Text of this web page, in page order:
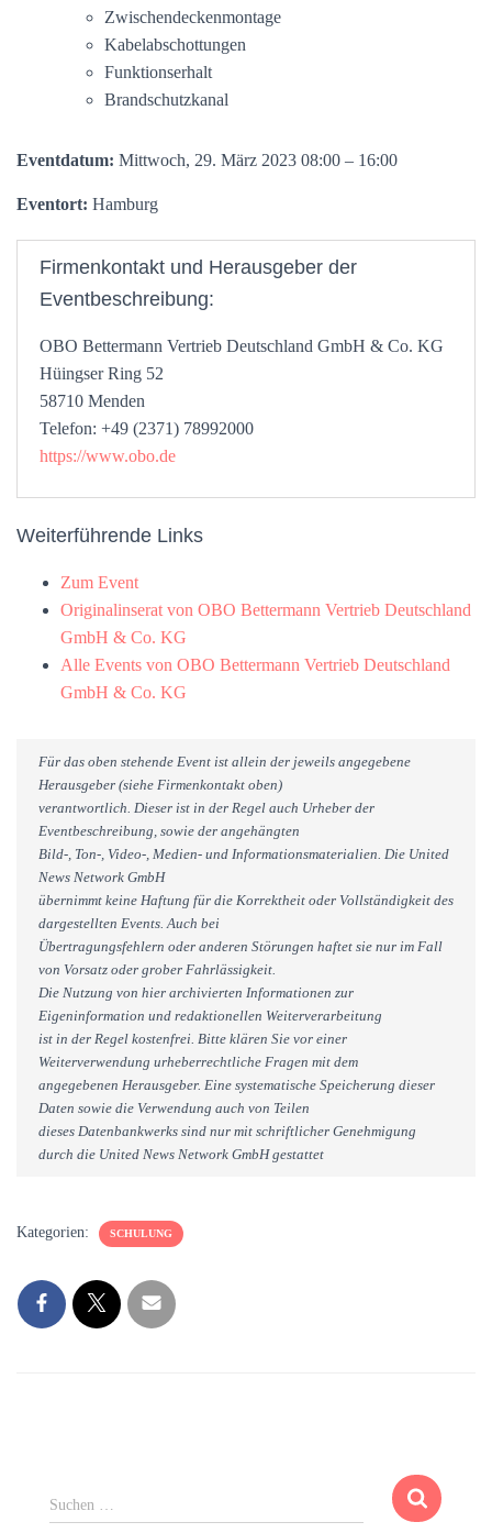
Zwischendeckenmontage
Kabelabschottungen
Funktionserhalt
Brandschutzkanal
Eventdatum: Mittwoch, 29. März 2023 08:00 – 16:00
Eventort: Hamburg
Firmenkontakt und Herausgeber der
Eventbeschreibung:
OBO Bettermann Vertrieb Deutschland GmbH & Co. KG
Hüingser Ring 52
58710 Menden
Telefon: +49 (2371) 78992000
https://www.obo.de
Weiterführende Links
Zum Event
Originalinserat von OBO Bettermann Vertrieb Deutschland
GmbH & Co. KG
Alle Events von OBO Bettermann Vertrieb Deutschland
GmbH & Co. KG
Für das oben stehende Event ist allein der jeweils angegebene
Herausgeber (siehe Firmenkontakt oben)
verantwortlich. Dieser ist in der Regel auch Urheber der
Eventbeschreibung, sowie der angehängten
Bild-, Ton-, Video-, Medien- und Informationsmaterialien. Die United
News Network GmbH
übernimmt keine Haftung für die Korrektheit oder Vollständigkeit des
dargestellten Events. Auch bei
Übertragungsfehlern oder anderen Störungen haftet sie nur im Fall
von Vorsatz oder grober Fahrlässigkeit.
Die Nutzung von hier archivierten Informationen zur
Eigeninformation und redaktionellen Weiterverarbeitung
ist in der Regel kostenfrei. Bitte klären Sie vor einer
Weiterverwendung urheberrechtliche Fragen mit dem
angegebenen Herausgeber. Eine systematische Speicherung dieser
Daten sowie die Verwendung auch von Teilen
dieses Datenbankwerks sind nur mit schriftlicher Genehmigung
durch die United News Network GmbH gestattet
Kategorien: SCHULUNG
S
u
Suchen …